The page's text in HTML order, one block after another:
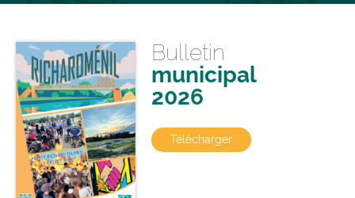
Bulletin
municipal
2026
Télécharger